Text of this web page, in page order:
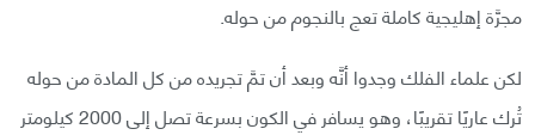
مجرَّة إهليجية كاملة تعج بالنجوم من حوله.
لكن علماء الفلك وجدوا أنَّه وبعد أن تمَّ تجريده من كل المادة من حوله
تُرك عاريًا تقريبًا، وهو يسافر في الكون بسرعة تصل إلى 2000 كيلومتر